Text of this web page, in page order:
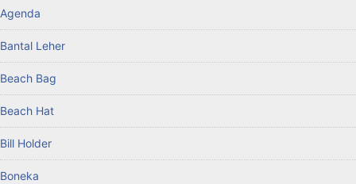
Agenda
Bantal Leher
Beach Bag
Beach Hat
Bill Holder
Boneka